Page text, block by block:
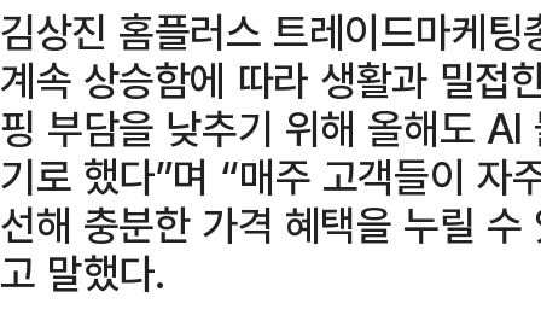
김상진 홈플러스 트레이드마케
계속 상승함에 따라 생활과 밀접
핑 부담을 낮추기 위해 올해도
기로 했다”며 “매주 고객들이 자
선해 충분한 가격 혜택을 누릴
고 말했다.